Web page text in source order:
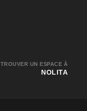
TROUVER UN ESPACE À
NOLITA